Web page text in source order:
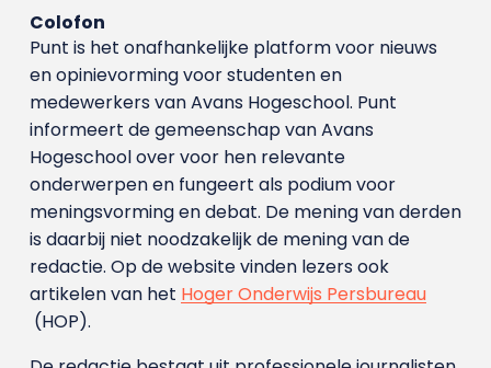
Colofon
Punt is het onafhankelijke platform voor nieuws
en opinievorming voor studenten en
medewerkers van Avans Hoge­school. Punt
informeert de gemeenschap van Avans
Hogeschool over voor hen relevante
onderwerpen en fungeert als podium voor
meningsvorming en debat. De mening van derden
is daarbij niet noodzakelijk de mening van de
redactie. Op de website vinden lezers ook
artikelen van het Hoger Onderwijs Persbureau
(HOP).